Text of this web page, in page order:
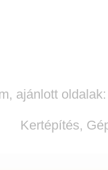
ajánlott
Kertépítés,